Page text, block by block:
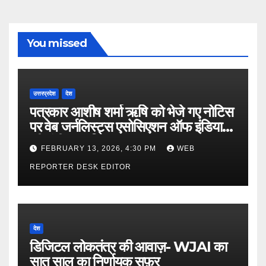
You missed
उत्तरप्रदेश देश
पत्रकार आशीष शर्मा ऋषि को भेजे गए नोटिस
पर वेब जर्नलिस्ट्स एसोसिएशन ऑफ इंडिया
की गंभीर आपत्ति
FEBRUARY 13, 2026, 4:30 PM WEB
REPORTER DESK EDITOR
देश
डिजिटल लोकतंत्र की आवाज़- WJAI का
सात साल का निर्णायक सफ़र